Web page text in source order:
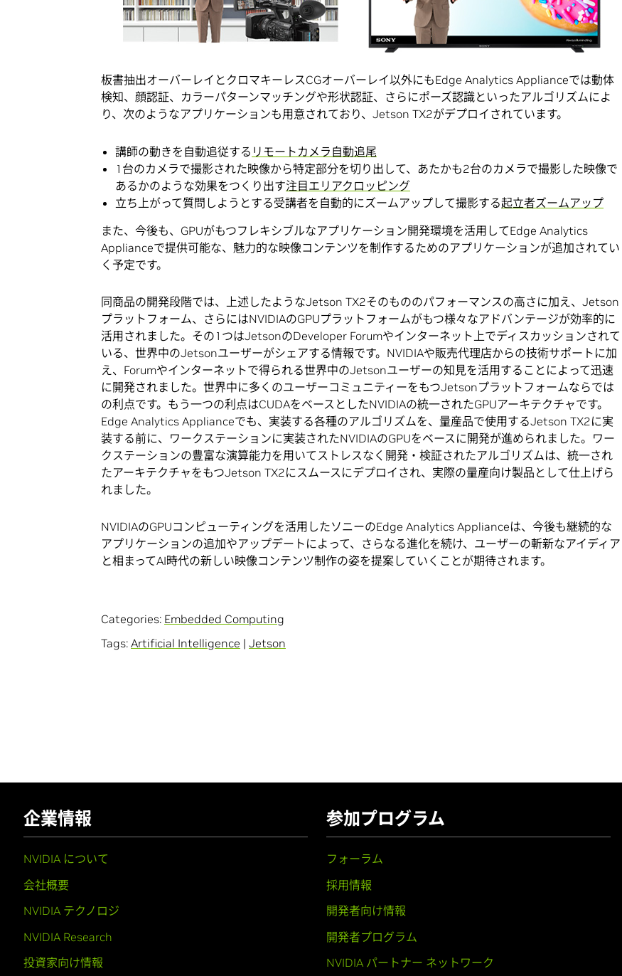
板書抽出オーバーレイとクロマキーレスCGオーバーレイ以外にもEdge Analytics Applianceでは動体
検知、顔認証、カラーパターンマッチングや形状認証、さらにポーズ認識といったアルゴリズムによ
り、次のようなアプリケーションも用意されており、Jetson TX2がデプロイされています。
講師の動きを自動追従する リモートカメラ自動追尾
1台のカメラで撮影された映像から特定部分を切り出して、あたかも2台のカメラで撮影した映像で
あるかのような効果をつくり出す注目エリアクロッピング
立ち上がって質問しようとする受講者を自動的にズームアップして撮影する起立者ズームアップ
また、今後も、GPUがもつフレキシブルなアプリケーション開発環境を活用してEdge Analytics
Applianceで提供可能な、魅力的な映像コンテンツを制作するためのアプリケーションが追加されてい
く予定です。
同商品の開発段階では、上述したようなJetson TX2そのもののパフォーマンスの高さに加え、Jetson
プラットフォーム、さらにはNVIDIAのGPUプラットフォームがもつ様々なアドバンテージが効率的に
活用されました。その1つはJetsonのDeveloper Forumやインターネット上でディスカッションされて
いる、世界中のJetsonユーザーがシェアする情報です。NVIDIAや販売代理店からの技術サポートに加
え、Forumやインターネットで得られる世界中のJetsonユーザーの知見を活用することによって迅速
に開発されました。世界中に多くのユーザーコミュニティーをもつJetsonプラットフォームならでは
の利点です。もう一つの利点はCUDAをベースとしたNVIDIAの統一されたGPUアーキテクチャです。
Edge Analytics Applianceでも、実装する各種のアルゴリズムを、量産品で使用するJetson TX2に実
装する前に、ワークステーションに実装されたNVIDIAのGPUをベースに開発が進められました。ワー
クステーションの豊富な演算能力を用いてストレスなく開発・検証されたアルゴリズムは、統一され
たアーキテクチャをもつJetson TX2にスムースにデプロイされ、実際の量産向け製品として仕上げら
れました。
NVIDIAのGPUコンピューティングを活用したソニーのEdge Analytics Applianceは、今後も継続的な
アプリケーションの追加やアップデートによって、さらなる進化を続け、ユーザーの斬新なアイディア
と相まってAI時代の新しい映像コンテンツ制作の姿を提案していくことが期待されます。
Categories: Embedded Computing
Tags: Artificial Intelligence | Jetson
企業情報
NVIDIA について
会社概要
NVIDIA テクノロジ
NVIDIA Research
投資家向け情報
参加プログラム
フォーラム
採用情報
開発者向け情報
開発者プログラム
NVIDIA パートナー ネットワーク